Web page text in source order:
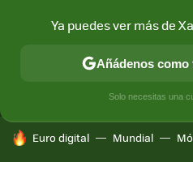
MÓVIL Y
HOY SE HABLA DE
Euro digital Mundial
Ya puedes ver más de
Añádenos
Solo necesitas una